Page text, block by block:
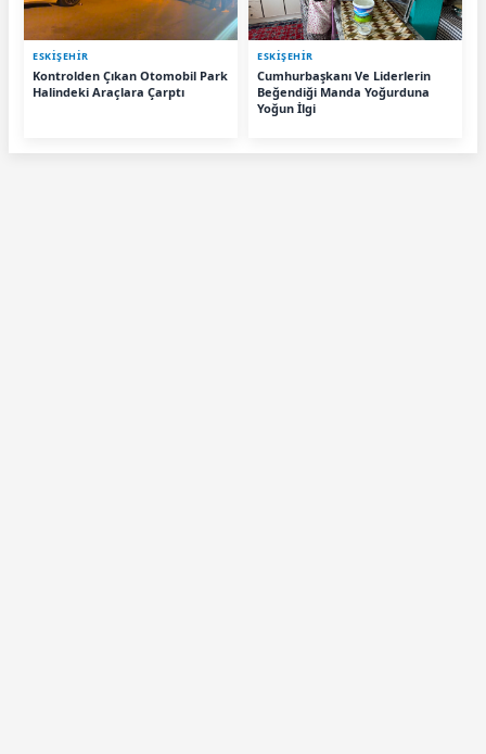
ESKIŞEHIR
Kontrolden Çıkan Otomobil Park
Halindeki Araçlara Çarptı
ESKIŞEHIR
Cumhurbaşkanı Ve Liderlerin
Beğendiği Manda Yoğurduna
Yoğun İlgi